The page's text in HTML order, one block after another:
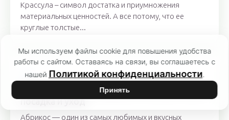
Крассула – символ достатка и приумножения
материальных ценностей. А все потому, что ее
круглые толстые...
Сад
Абрикос Триумф северный: описание сорта,
посадка и уход
Абрикос — один из самых любимых и вкусных
Мы используем файлы cookie для повышения удобства
работы с сайтом. Оставаясь на связи, вы соглашаетесь с
нашей Политикой конфиденциальности.
Принять